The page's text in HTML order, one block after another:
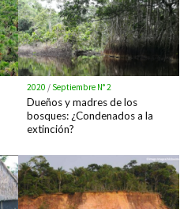
2020 /Septiembre N° 2
Dueños y madres de los
bosques: ¿Condenados a la
extinción?